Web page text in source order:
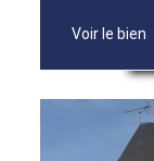
Voir le bien